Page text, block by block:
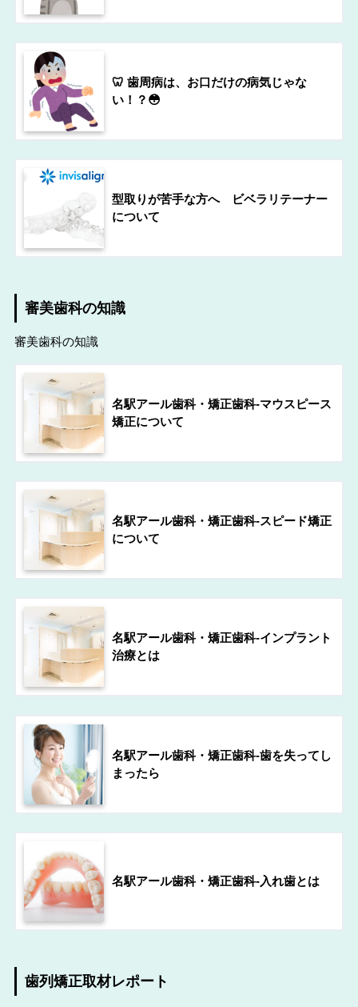
🦷 歯周病は、お口だけの病気じゃな
い！？😳
型取りが苦手な方へ ビベラリテーナー
について
審美歯科の知識
審美歯科の知識
名駅アール歯科・矯正歯科-マウスピース
矯正について
名駅アール歯科・矯正歯科-スピード矯正
について
名駅アール歯科・矯正歯科-インプラント
治療とは
名駅アール歯科・矯正歯科-歯を失ってし
まったら
名駅アール歯科・矯正歯科-入れ歯とは
歯列矯正取材レポート